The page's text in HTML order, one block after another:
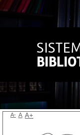
A- A A+